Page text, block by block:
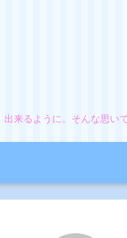
来るように。そんな思いで